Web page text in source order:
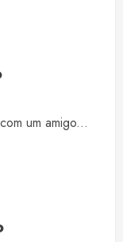
um amigo...